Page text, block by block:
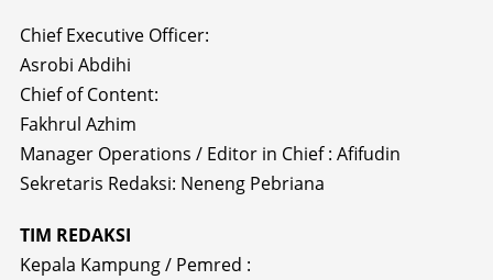
Chief Executive Officer:
Asrobi Abdihi
Chief of Content:
Fakhrul Azhim
Manager Operations / Editor in Chief : Afifudin
Sekretaris Redaksi: Neneng Pebriana
TIM REDAKSI
Kepala Kampung / Pemred :